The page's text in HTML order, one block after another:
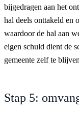
bijgedragen aan het
hal deels onttakeld en
waardoor de hal aan
eigen schuld dient de
gemeente zelf te
Stap 5: